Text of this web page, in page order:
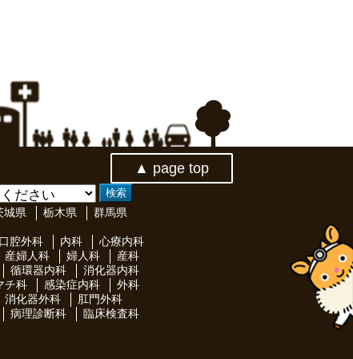
▲ page top
城県 栃木県
群馬県
腔外科 内科
心療内科
産婦人科 婦人科
産科
循環器内科
消化器内科
チ科 感染症内科
外科
消化器外科
肛門外科
病理診断科
臨床検査科